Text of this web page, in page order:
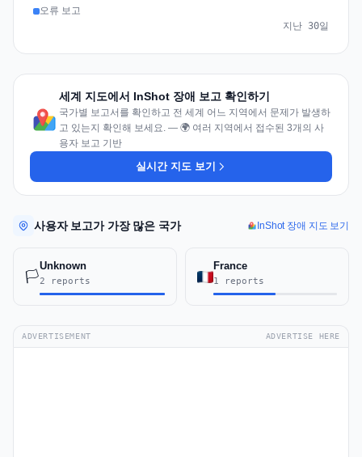
오류 보고
지난 30일
세계 지도에서 InShot 장애 보고 확인하기
국가별 보고서를 확인하고 전 세계 어느 지역에서 문제가 발생하
고 있는지 확인해 보세요. — 🌍 여러 지역에서 접수된 3개의 사
용자 보고 기반
실시간 지도 보기
사용자 보고가 가장 많은 국가 InShot 장애 지도 보기
🏳️
Unknown
2 reports
France
1 reports
ADVERTISEMENT ADVERTISE HERE